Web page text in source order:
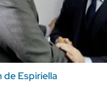
de Espiriella